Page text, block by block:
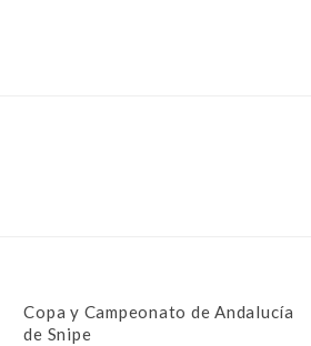
Copa y Campeonato de Andalucía
de Snipe